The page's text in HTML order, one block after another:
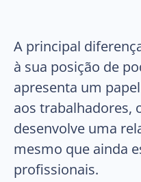
A principal
à sua posição de
apresenta um
aos trabalhadores,
desenvolve uma
mesmo que ainda
profissionais.